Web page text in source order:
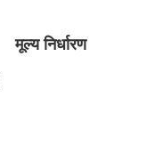
मूल्य निर्धारण